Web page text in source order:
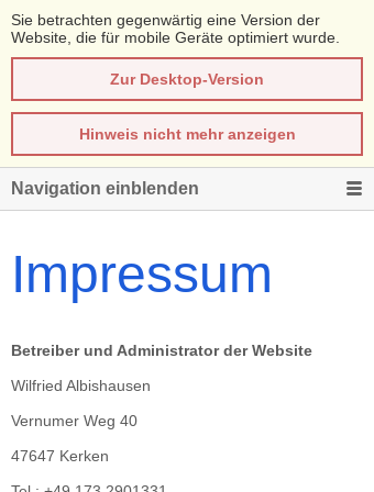
Sie betrachten gegenwärtig eine Version der
Website, die für mobile Geräte optimiert wurde.
Zur Desktop-Version
Hinweis nicht mehr anzeigen
Navigation einblenden
Impressum
Betreiber und Administrator der Website
Wilfried Albishausen
Vernumer Weg 40
47647 Kerken